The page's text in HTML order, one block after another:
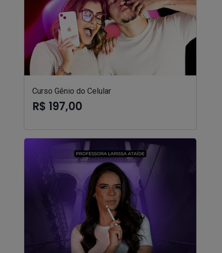
Curso Gênio do Celular
R$ 197,00